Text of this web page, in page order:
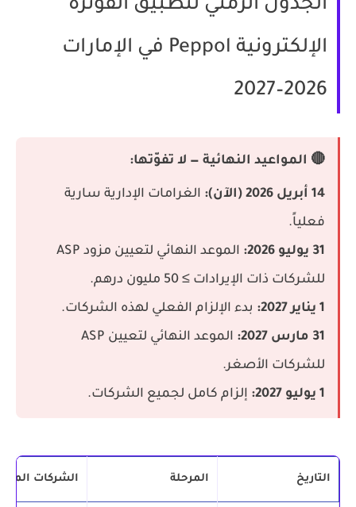
الجدول الزمني لتطبيق الفوترة
الإلكترونية Peppol في الإمارات
2026–2027
🔴 المواعيد النهائية — لا تفوّتها:
14 أبريل 2026 (الآن):
الغرامات الإدارية سارية
فعلياً.
31 يوليو 2026:
الموعد النهائي لتعيين مزود ASP
للشركات ذات الإيرادات ≥ 50 مليون درهم.
1 يناير 2027:
بدء الإلزام الفعلي لهذه الشركات.
31 مارس 2027:
الموعد النهائي لتعيين ASP
للشركات الأصغر.
1 يوليو 2027:
إلزام كامل لجميع الشركات.
التاريخ المرحلة الشركات